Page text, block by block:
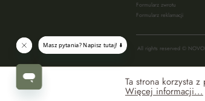
Formularz zwrotu
Formularz reklamacji
All rights reserved ©
Ta strona korzysta
Więcej informacji...